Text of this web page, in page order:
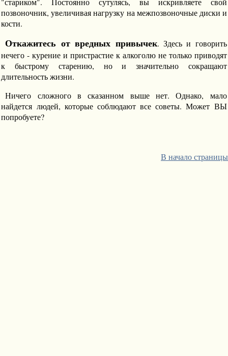
позвоночник, увеличивая нагрузку на межпозвоночные диски и
кости.
Откажитесь от вредных привычек. Здесь и говорить
нечего - курение и пристрастие к алкоголю не только приводят
к быстрому старению, но и значительно сокращают
длительность жизни.
Ничего сложного в сказанном выше нет. Однако, мало
найдется людей, которые соблюдают все советы. Может ВЫ
попробуете?
В начало страницы